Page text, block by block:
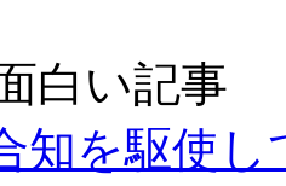
白い記事
知を駆使